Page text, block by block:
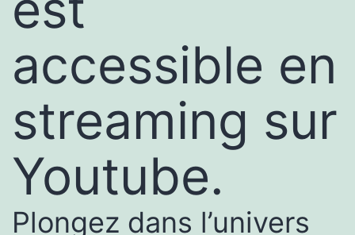
accessible en
streaming sur
Youtube.
Plongez dans l’univers